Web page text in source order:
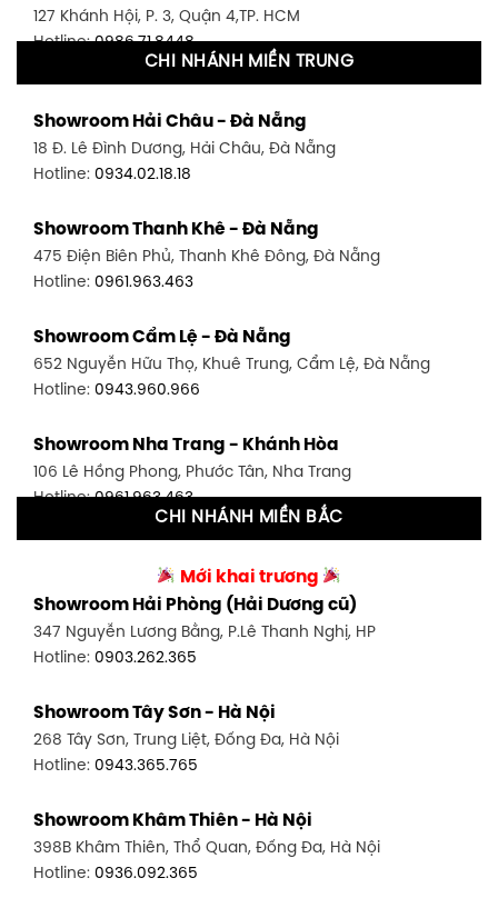
127 Khánh Hội, P. 3, Quận 4,TP. HCM
Hotline:0986.71.8448
1411 Đường 3/2, P. 16, Quận 11, TP. HCM
Hotline:0906.256.759
1448 Huỳnh Tấn Phát, Phú Thuận, Quận 7, TP HCM
Hotline:0946.480.580
348 Đ. Bạch Đằng, P. 14, Bình Thạnh, TP HCM
Hotline:0902.716.230
591 Hoàng Văn Thụ, P. 4, Tân Bình, TP HCM
Hotline:0906.256.759
0986.71.8448
Showroom Thuận An - Bình Dương
66 đường DT743, An Phú, Thuận An, Bình Dương
Showroom Biên Hòa - Đồng Nai
452 Nguyễn Ái Quốc, Tân Tiến, TP. Biên Hòa, Đồng Nai
CHI NHÁNH MIỀN TRUNG
Showroom Hải Châu - Đà Nẵng
18 Đ. Lê Đình Dương, Hải Châu, Đà Nẵng
Hotline: 0934.02.18.18
Showroom Thanh Khê - Đà Nẵng
475 Điện Biên Phủ, Thanh Khê Đông, Đà Nẵng
Hotline: 0961.963.463
Showroom Cẩm Lệ - Đà Nẵng
652 Nguyễn Hữu Thọ, Khuê Trung, Cẩm Lệ, Đà Nẵng
Hotline: 0943.960.966
Showroom Nha Trang - Khánh Hòa
106 Lê Hồng Phong, Phước Tân, Nha Trang
Hotline:0961.963.463
27-29 Nguyễn Sỹ Sách, Hưng Bình, TP Vinh, Nghệ An
Hotline:0943.960.966
Showroom Buôn Ma Thuột
Hotline:0934.02.18.18
CHI NHÁNH MIỀN BẮC
Mới khai trương
Showroom Hải Phòng (Hải Dương cũ)
347 Nguyễn Lương Bằng, P.Lê Thanh Nghị, HP
Hotline: 0903.262.365
Showroom Tây Sơn - Hà Nội
268 Tây Sơn, Trung Liệt, Đống Đa, Hà Nội
Hotline: 0943.365.765
Showroom Khâm Thiên - Hà Nội
398B Khâm Thiên, Thổ Quan, Đống Đa, Hà Nội
Hotline: 0936.092.365